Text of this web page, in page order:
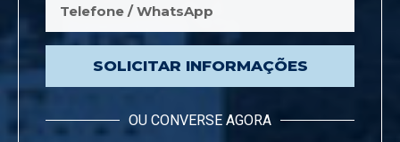
SOLICITAR INFORMAÇÕES
OU CONVERSE AGORA